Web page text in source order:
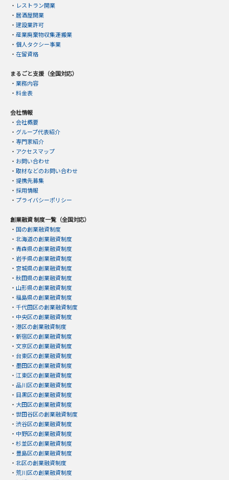
・ レストラン開業
・ 居酒屋開業
・ 建設業許可
・ 産業廃棄物収集運搬業
・ 個人タクシー事業
・ 在留資格
まるごと支援（全国対応）
・ 業務内容
・ 料金表
会社情報
・ 会社概要
・ グループ代表紹介
・ 専門家紹介
・ アクセスマップ
・ お問い合わせ
・ 取材などのお問い合わせ
・ 提携先募集
・ 採用情報
・ プライバシーポリシー
創業融資 制度一覧（全国対応）
・ 国の創業融資制度
・ 北海道の創業融資制度
・ 青森県の創業融資制度
・ 岩手県の創業融資制度
・ 宮城県の創業融資制度
・ 秋田県の創業融資制度
・ 山形県の創業融資制度
・ 福島県の創業融資制度
・ 千代田区の創業融資制度
・ 中央区の創業融資制度
・ 港区の創業融資制度
・ 新宿区の創業融資制度
・ 文京区の創業融資制度
・ 台東区の創業融資制度
・ 墨田区の創業融資制度
・ 江東区の創業融資制度
・ 品川区の創業融資制度
・ 目黒区の創業融資制度
・ 大田区の創業融資制度
・ 世田谷区の創業融資制度
・ 渋谷区の創業融資制度
・ 中野区の創業融資制度
・ 杉並区の創業融資制度
・ 豊島区の創業融資制度
・ 北区の創業融資制度
・ 荒川区の創業融資制度